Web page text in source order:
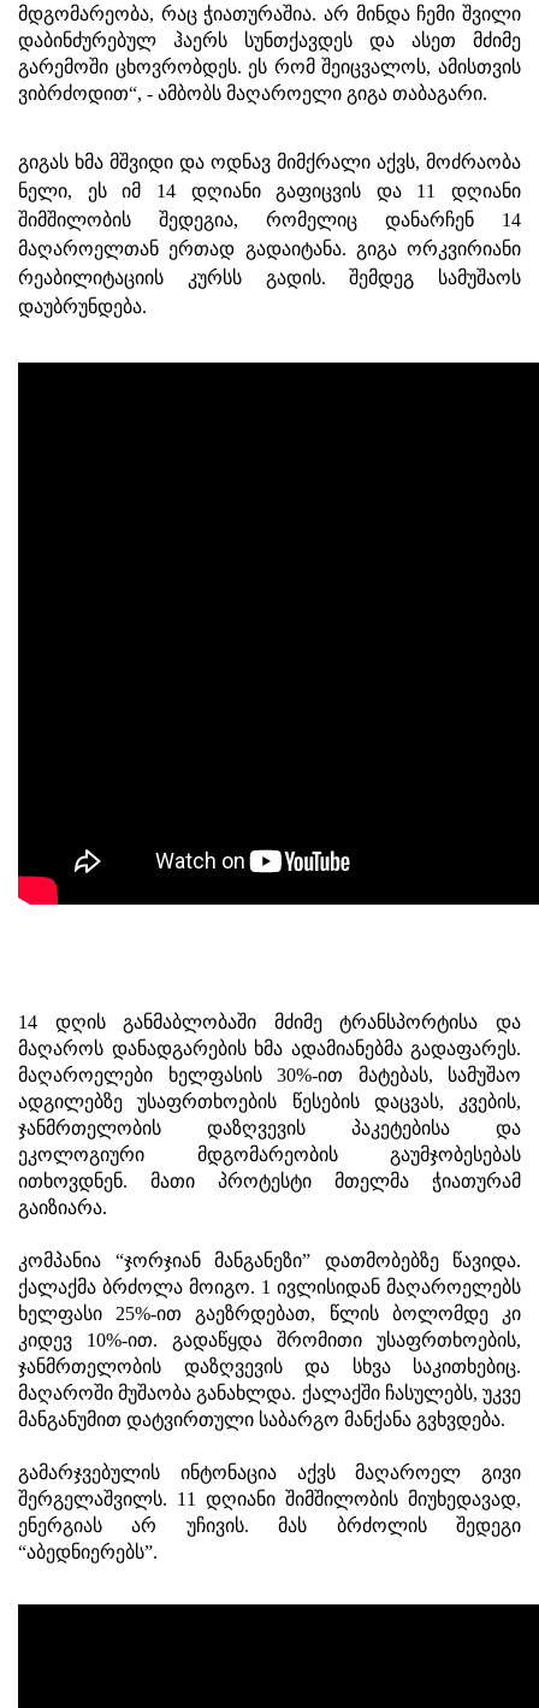
მდგომარეობა, რაც ჭიათურაშია. არ მინდა ჩემი შვილი
დაბინძურებულ ჰაერს სუნთქავდეს და ასეთ მძიმე
გარემოში ცხოვრობდეს. ეს რომ შეიცვალოს, ამისთვის
ვიბრძოდით“, - ამბობს მაღაროელი გიგა თაბაგარი.
გიგას ხმა მშვიდი და ოდნავ მიმქრალი აქვს, მოძრაობა
ნელი, ეს იმ 14 დღიანი გაფიცვის და 11 დღიანი
შიმშილობის შედეგია, რომელიც დანარჩენ 14
მაღაროელთან ერთად გადაიტანა. გიგა ორკვირიანი
რეაბილიტაციის კურსს გადის. შემდეგ სამუშაოს
დაუბრუნდება.
14 დღის განმაბლობაში მძიმე ტრანსპორტისა და
მაღაროს დანადგარების ხმა ადამიანებმა გადაფარეს.
მაღაროელები ხელფასის 30%-ით მატებას, სამუშაო
ადგილებზე უსაფრთხოების წესების დაცვას, კვების,
ჯანმრთელობის დაზღვევის პაკეტებისა და
ეკოლოგიური მდგომარეობის გაუმჯობესებას
ითხოვდნენ. მათი პროტესტი მთელმა ჭიათურამ
გაიზიარა.
კომპანია “ჯორჯიან მანგანეზი” დათმობებზე წავიდა.
ქალაქმა ბრძოლა მოიგო. 1 ივლისიდან მაღაროელებს
ხელფასი 25%-ით გაეზრდებათ, წლის ბოლომდე კი
კიდევ 10%-ით. გადაწყდა შრომითი უსაფრთხოების,
ჯანმრთელობის დაზღვევის და სხვა საკითხებიც.
მაღაროში მუშაობა განახლდა. ქალაქში ჩასულებს, უკვე
მანგანუმით დატვირთული საბარგო მანქანა გვხვდება.
გამარჯვებულის ინტონაცია აქვს მაღაროელ გივი
შერგელაშვილს. 11 დღიანი შიმშილობის მიუხედავად,
ენერგიას არ უჩივის. მას ბრძოლის შედეგი
“აბედნიერებს”.